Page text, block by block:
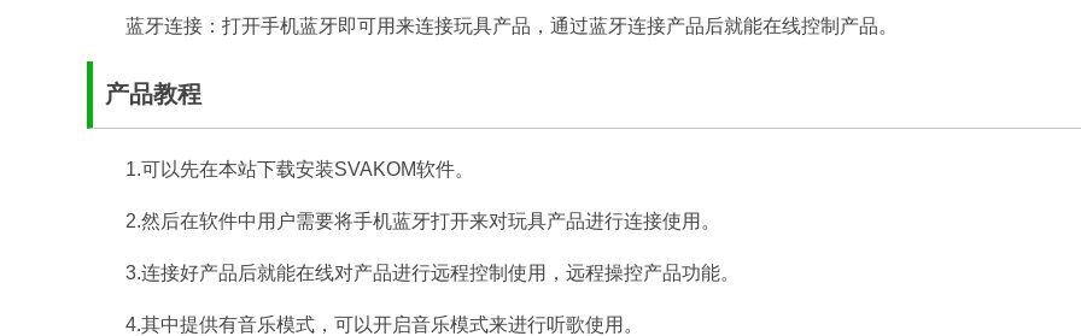
蓝牙连接：打开手机蓝牙即可用来连接玩具产品，通过蓝牙连接产品后就能在线控制产品。
产品教程
1.可以先在本站下载安装SVAKOM软件。
2.然后在软件中用户需要将手机蓝牙打开来对玩具产品进行连接使用。
3.连接好产品后就能在线对产品进行远程控制使用，远程操控产品功能。
4.其中提供有音乐模式，可以开启音乐模式来进行听歌使用。